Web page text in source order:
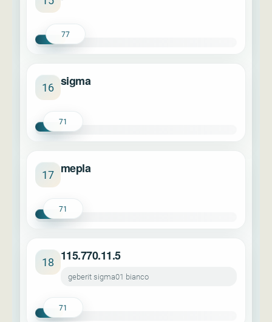
77
16 sigma
71
17 mepla
71
18 115.770.11.5
geberit sigma01 bianco
71